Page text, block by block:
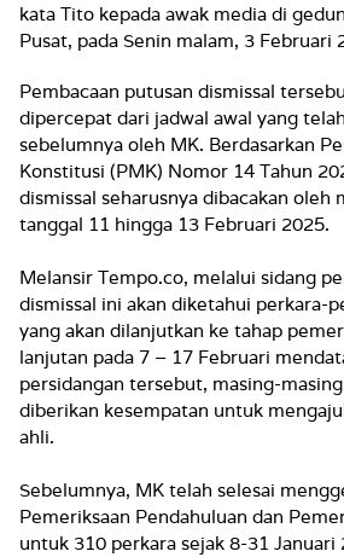
kata Tito kepada awak media di
Pusat, pada Senin malam, 3 Februari
Pembacaan putusan dismissal
dipercepat dari jadwal awal yang
sebelumnya oleh MK. Berdasarkan
Konstitusi (PMK) Nomor 14 Tahun
dismissal seharusnya dibacakan oleh
tanggal 11 hingga 13 Februari 2025.
Melansir Tempo.co, melalui sidang
dismissal ini akan diketahui perkara-
yang akan dilanjutkan ke tahap
lanjutan pada 7 – 17 Februari
persidangan tersebut, masing-
diberikan kesempatan untuk
ahli.
Sebelumnya, MK telah selesai
Pemeriksaan Pendahuluan dan
untuk 310 perkara sejak 8-31